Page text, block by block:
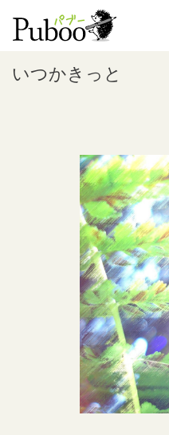
いつかきっと